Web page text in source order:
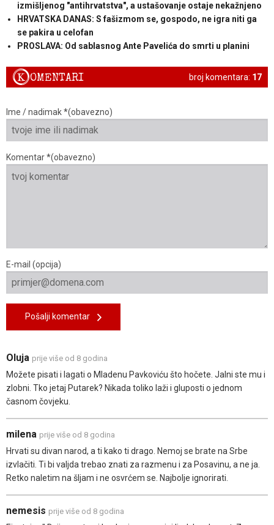
izmišljenog "antihrvatstva", a ustašovanje ostaje nekažnjeno
HRVATSKA DANAS: S fašizmom se, gospodo, ne igra niti ga
se pakira u celofan
PROSLAVA: Od sablasnog Ante Pavelića do smrti u planini
broj komentara: 17
KOMENTARI
Ime / nadimak *(obavezno)
Komentar *(obavezno)
E-mail (opcija)
Pošalji komentar
Oluja prije više od 8 godina
Možete pisati i lagati o Mladenu Pavkoviću što hočete. Jalni ste mu i
zlobni. Tko jetaj Putarek? Nikada toliko laži i gluposti o jednom
časnom čovjeku.
milena prije više od 8 godina
Hrvati su divan narod, a ti kako ti drago. Nemoj se brate na Srbe
izvlačiti. Ti bi valjda trebao znati za razmenu i za Posavinu, a ne ja.
Retko naletim na šljam i ne osvrćem se. Najbolje ignorirati.
nemesis prije više od 8 godina